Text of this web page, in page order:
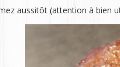
aussitôt (attention à bien